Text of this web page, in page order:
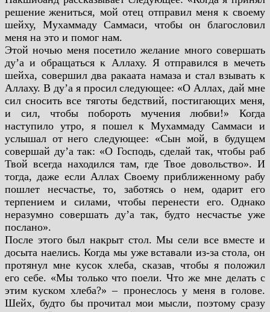
решение жениться, мой отец отправил меня к своему
шейху, Мухаммаду Саммаси, чтобы он благословил
меня на это и помог нам.
Этой ночью меня посетило желание много совершать
ду’а и обращаться к Аллаху. Я отправился в мечеть
шейха, совершил два ракаата намаза и стал взывать к
Аллаху. В ду’а я просил следующее: «О Аллах, дай мне
сил сносить все тяготы бедствий, постигающих меня,
и сил, чтобы
побороть мучения любви!» Когда
наступило утро, я пошел к Мухаммаду Саммаси и
услышал от него следующее: «Сын мой, в будущем
совершай ду’а так: «О Господь, сделай так, чтобы раб
Твой всегда находился там, где Твое довольство». И
тогда, даже если Аллах Своему приближенному рабу
пошлет несчастье, то, заботясь о нем, одарит его
терпением и силами, чтобы перенести его. Однако
неразумно совершать ду’а так, будто несчастье уже
послано».
После этого был накрыт стол. Мы сели все вместе и
досыта наелись. Когда мы уже вставали из-за стола, он
протянул мне кусок хлеба, сказав, чтобы я положил
его себе. «Мы только что поели. Что же мне делать с
этим куском хлеба?» – пронеслось у меня в голове.
Шейх, будто бы прочитал мои мысли, поэтому сразу